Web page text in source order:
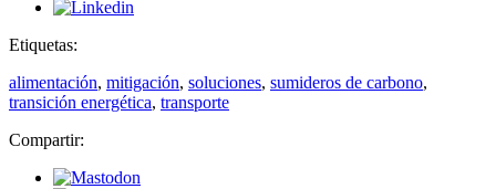
Etiquetas:
alimentación, mitigación, soluciones, sumideros de carbono,
transición energética, transporte
Compartir: